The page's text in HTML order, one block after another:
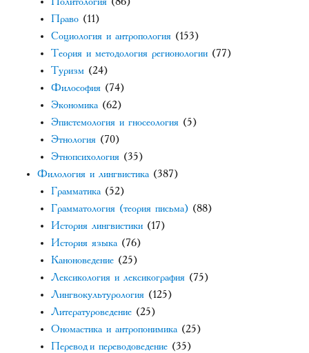
Право (11)
Социология и антропология (153)
Теория и методология регионологии (77)
Туризм (24)
Философия (74)
Экономика (62)
Эпистемология и гносеология (5)
Этнология (70)
Этнопсихология (35)
Филология и лингвистика (387)
Грамматика (52)
Грамматология (теория письма) (88)
История лингвистики (17)
История языка (76)
Каноноведение (25)
Лексикология и лексикография (75)
Лингвокультурология (125)
Литературоведение (25)
Ономастика и антропонимика (25)
Перевод и переводоведение (35)